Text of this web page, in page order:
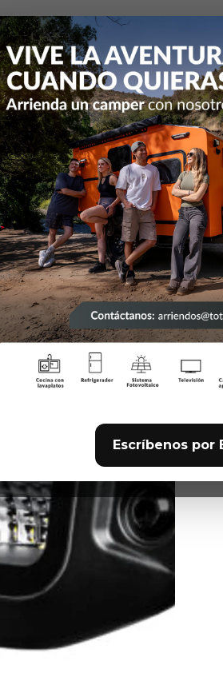
Escríbenos por
camioneta Hella Kit Hella BLACK